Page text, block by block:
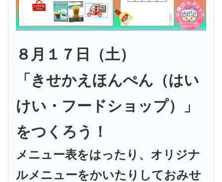
８月１７日（土）
「きせかえほんぺん（はい
けい・フードショップ）」
をつくろう！
メニュー表をはったり、オリジナ
ルメニューをかいたりしておみせ